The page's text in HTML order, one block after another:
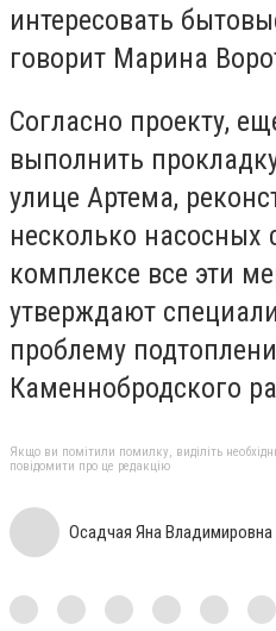
интересовать
говорит Марина
Согласно проекту,
выполнить
улице Артема,
несколько насосных
комплексе все эти
утверждают
проблему
Каменнобродского
Якщо ви помітили помилку, виділіть
повідомити про це редакцію
Осадчая Яна Владимировна